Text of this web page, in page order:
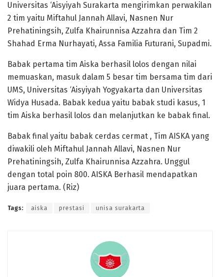
Universitas ‘Aisyiyah Surakarta mengirimkan perwakilan
2 tim yaitu Miftahul Jannah Allavi, Nasnen Nur
Prehatiningsih, Zulfa Khairunnisa Azzahra dan Tim 2
Shahad Erma Nurhayati, Assa Familia Futurani, Supadmi.
Babak pertama tim Aiska berhasil lolos dengan nilai
memuaskan, masuk dalam 5 besar tim bersama tim dari
UMS, Universitas ‘Aisyiyah Yogyakarta dan Universitas
Widya Husada. Babak kedua yaitu babak studi kasus, 1
tim Aiska berhasil lolos dan melanjutkan ke babak final.
Babak final yaitu babak cerdas cermat , Tim AISKA yang
diwakili oleh Miftahul Jannah Allavi, Nasnen Nur
Prehatiningsih, Zulfa Khairunnisa Azzahra. Unggul
dengan total poin 800. AISKA Berhasil mendapatkan
juara pertama. (Riz)
Tags: aiska prestasi unisa surakarta